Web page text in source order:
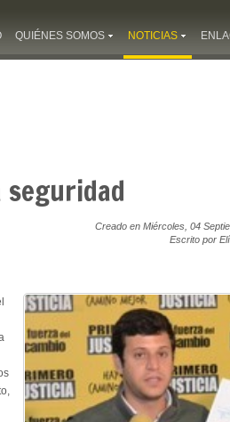
QUIÉNES SOMOS NOTICIAS
seguridad
Creado en Miércoles, 04
Escrito por